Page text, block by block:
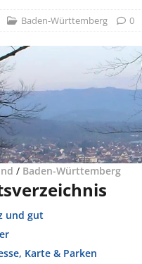
Baden-Württemberg 0
/ Baden-Württemberg
und gut
Karte & Parken